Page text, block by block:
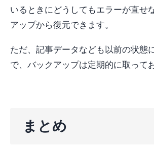
いるときにどうしてもエラーが直せ
アップから復元できます。
ただ、記事データなども以前の状態
で、バックアップは定期的に取って
まとめ